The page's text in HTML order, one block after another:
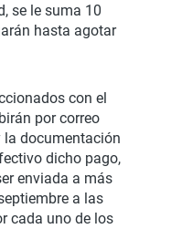
se le suma 10
hasta agotar
con el
por correo
la documentación
dicho pago,
enviada a más
a las
cada uno de los